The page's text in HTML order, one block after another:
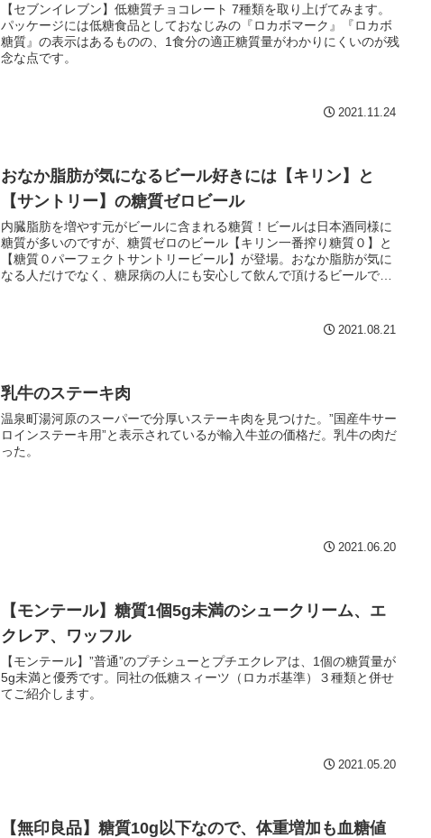
【セブンイレブン】低糖質チョコレート 7種類を取り上げてみます。
パッケージには低糖食品としておなじみの『ロカボマーク』『ロカボ
糖質』の表示はあるものの、1食分の適正糖質量がわかりにくいのが残
念な点です。
2021.11.24
おなか脂肪が気になるビール好きには【キリン】と
【サントリー】の糖質ゼロビール
内臓脂肪を増やす元がビールに含まれる糖質！ビールは日本酒同様に
糖質が多いのですが、糖質ゼロのビール【キリン一番搾り糖質０】と
【糖質０パーフェクトサントリービール】が登場。おなか脂肪が気に
なる人だけでなく、糖尿病の人にも安心して飲んで頂けるビールで
2021.08.21
乳牛のステーキ肉
温泉町湯河原のスーパーで分厚いステーキ肉を見つけた。”国産牛サー
ロインステーキ用”と表示されているが輸入牛並の価格だ。乳牛の肉だ
った。
2021.06.20
【モンテール】糖質1個5g未満のシュークリーム、エ
クレア、ワッフル
【モンテール】”普通”のプチシューとプチエクレアは、1個の糖質量が
5g未満と優秀です。同社の低糖スィーツ（ロカボ基準）３種類と併せ
てご紹介します。
2021.05.20
【無印良品】糖質10g以下なので、体重増加も血糖値